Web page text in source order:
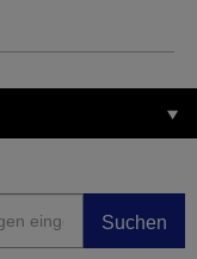
Suchen